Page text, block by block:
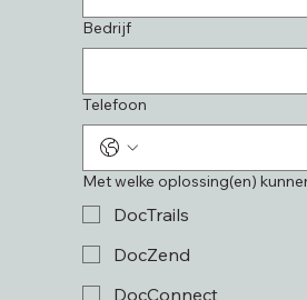
Bedrijf
Telefoon
Met welke oplossing(en)
DocTrails
DocZend
DocConnect